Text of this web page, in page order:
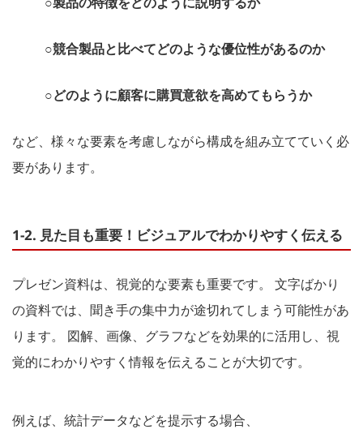
○競合製品と比べてどのような優位性があるのか
○どのように顧客に購買意欲を高めてもらうか
など、様々な要素を考慮しながら構成を組み立てていく必
要があります。
1-2. 見た目も重要！ビジュアルでわかりやすく伝える
プレゼン資料は、視覚的な要素も重要です。 文字ばかり
の資料では、聞き手の集中力が途切れてしまう可能性があ
ります。 図解、画像、グラフなどを効果的に活用し、視
覚的にわかりやすく情報を伝えることが大切です。
例えば、統計データなどを提示する場合、